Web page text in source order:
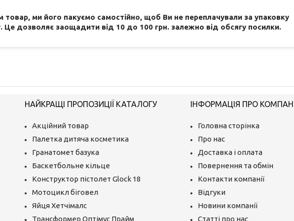
товар, ми його пакуємо самостійно, щоб Ви не переплачували за упаковку
Це дозволяє заощадити від 10 до 100 грн. залежно від обсягу посилки.
НАЙКРАЩІ ПРОПОЗИЦІЇ КАТАЛОГУ
Акційний товар
Палетка дитяча косметика
Гранатомет базука
Баскетбольне кільце
Конструктор пістолет Glock 18
Мотоцикл біговел
Яйця Хетчімалс
Трансформер Оптімус Прайм
ІНФОРМАЦІЯ ПРО
Головна сторінка
Про нас
Доставка і оплата
Повернення та обмін
Контакти компанії
Відгуки
Новини компанії
Статті про нас